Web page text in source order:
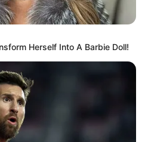
Herself Into A Barbie Doll!